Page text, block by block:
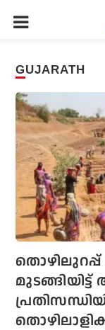
GUJARATH
തൊഴിലുറപ്പ്